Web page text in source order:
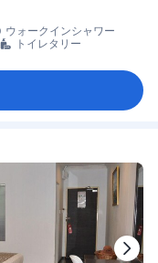
ウォークインシャワー
トイレタリー